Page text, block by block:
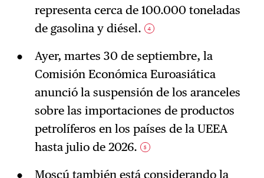
representa cerca de 100.000 toneladas
de gasolina y diésel.
4
Ayer, martes 30 de septiembre, la
Comisión Económica Euroasiática
anunció la suspensión de los aranceles
sobre las importaciones de productos
petrolíferos en los países de la UEEA
hasta julio de 2026.
5
Moscú también está considerando la